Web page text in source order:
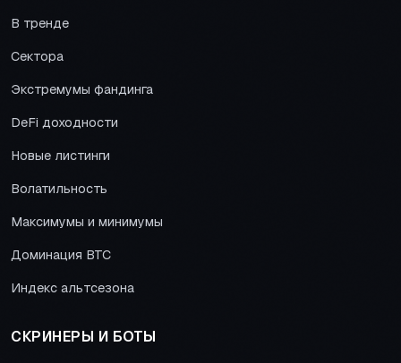
В тренде
Сектора
Экстремумы фандинга
DeFi доходности
Новые листинги
Волатильность
Максимумы и минимумы
Доминация BTC
Индекс альтсезона
СКРИНЕРЫ И БОТЫ